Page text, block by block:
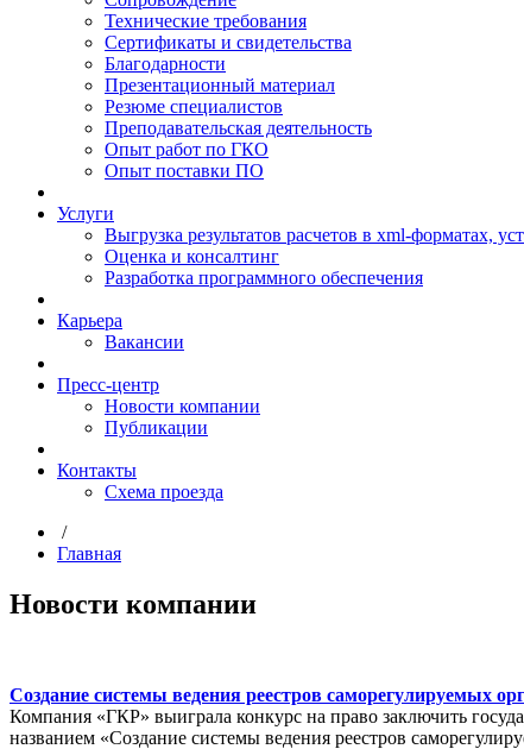
Технические требования
Сертификаты и свидетельства
Благодарности
Презентационный материал
Резюме специалистов
Преподавательская деятельность
Опыт работ по ГКО
Опыт поставки ПО
Услуги
Выгрузка результатов расчетов в xml-форматах,
Оценка и консалтинг
Разработка программного обеспечения
Карьера
Вакансии
Пресс-центр
Новости компании
Публикации
Контакты
Схема проезда
/
Главная
Новости компании
Создание системы ведения реестров саморегулируемых
Компания «ГКР» выиграла конкурс на право заключить
названием «Создание системы ведения реестров